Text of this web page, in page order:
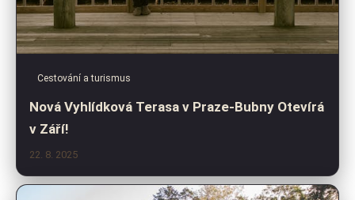
Cestování a turismus
Nová Vyhlídková Terasa v Praze-Bubny Otevírá
v Září!
22. 8. 2025